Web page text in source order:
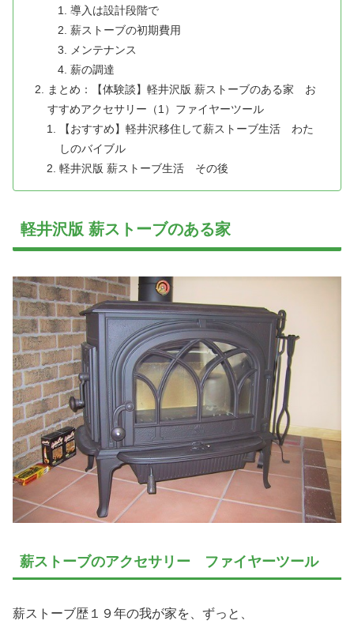
導入は設計段階で
薪ストーブの初期費用
メンテナンス
薪の調達
まとめ：【体験談】軽井沢版 薪ストーブのある家 お
すすめアクセサリー（1）ファイヤーツール
【おすすめ】軽井沢移住して薪ストーブ生活 わた
しのバイブル
軽井沢版 薪ストーブ生活 その後
軽井沢版 薪ストーブのある家
薪ストーブのアクセサリー ファイヤーツール
薪ストーブ歴１９年の我が家を、ずっと、